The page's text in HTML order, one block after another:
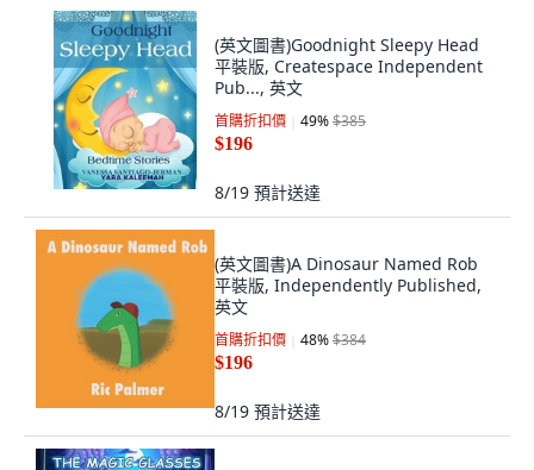
(英文圖書)Goodnight Sleepy Head
平裝版, Createspace Independent
Pub..., 英文
首購折扣價 49%$385
$196
8/19 預計送達
(英文圖書)A Dinosaur Named Rob
平裝版, Independently Published,
英文
首購折扣價 48%$384
$196
8/19 預計送達